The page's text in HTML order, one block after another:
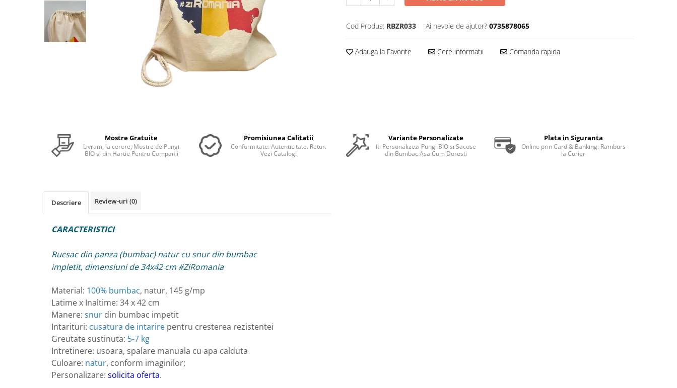
Facebook
Cod Produs: RBZR033 Ai nevoie de ajutor? 0735878065
Adauga la Favorite Cere informatii Comanda rapida
Mostre Gratuite
Livram, la cerere, Mostre de Pungi
BIO si din Hartie Pentru Companii
Promisiunea Calitatii
Conformitate. Autenticitate. Retur.
Vezi Catalog!
Variante Personalizate
Iti Personalizezi Pungi BIO si Sacose
din Bumbac Asa Cum Doresti
Plata in Siguranta
Online prin Card & Banking. Ramburs
la Curier
Descriere Review-uri (0)
CARACTERISTICI
Rucsac din panza (bumbac) natur cu snur din bumbac
impletit, dimensiuni de 34x42 cm #ZiRomania
Material: 100% bumbac, natur, 145 g/mp
Latime x Inaltime: 34 x 42 cm
Manere: snur din bumbac impetit
Intarituri: cusatura de intarire pentru cresterea rezistentei
Greutate sustinuta: 5-7 kg
Intretinere: usoara, spalare manuala cu apa calduta
Culoare: natur, conform imaginilor;
Personalizare: solicita oferta.